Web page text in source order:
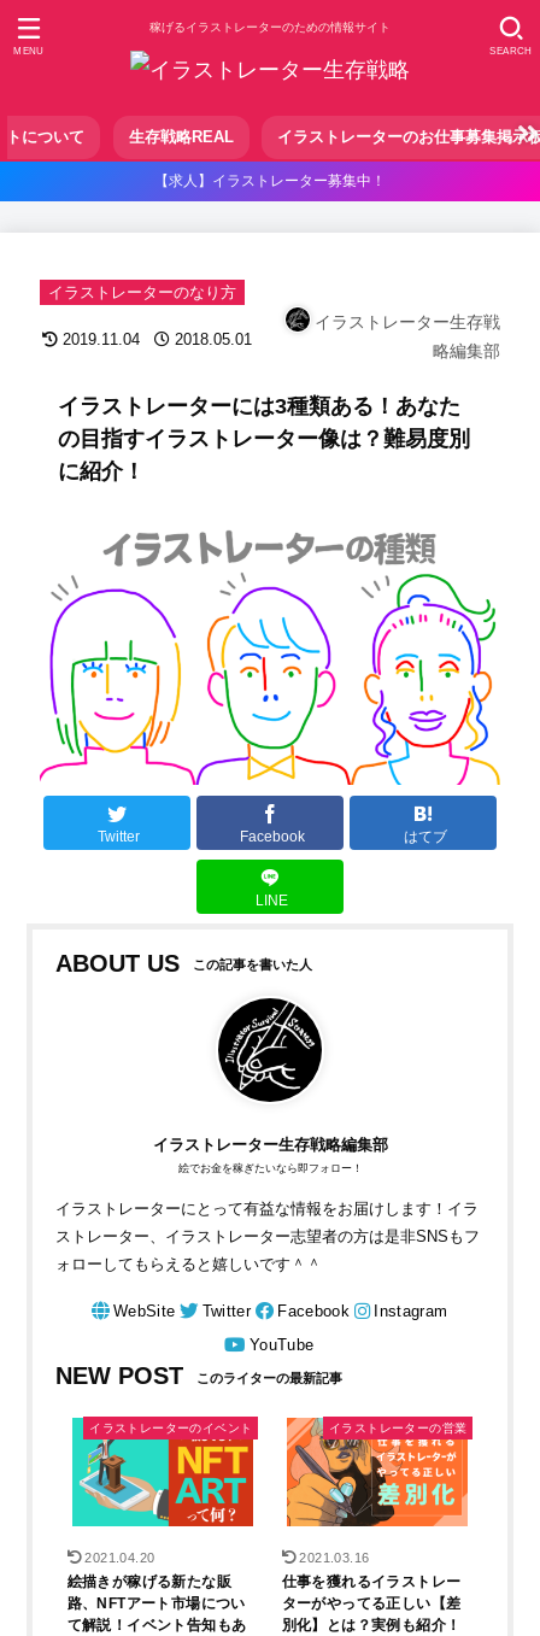
稼げるイラストレーターのための情報サイト
SEARCH
MENU
トについて 生存戦略REAL イラストレーターのお仕事募集掲示
【求人】イラストレーター募集中！
イラストレーターのなり方
2019.11.04 2018.05.01
イラストレーター生存戦
略編集部
イラストレーターには3種類ある！あなた
の目指すイラストレーター像は？難易度別
に紹介！
Twitter Facebook はてブ
LINE
ABOUT US
イラストレーター生存戦略編集部
絵でお金を稼ぎたいなら即フォロー！
イラストレーターにとって有益な情報をお届けします！イラ
ストレーター、イラストレーター志望者の方は是非SNSもフ
ォローしてもらえると嬉しいです＾＾
WebSite Twitter Facebook
Instagram
YouTube
NEW POST
イラストレーターのイベント
2021.04.20
絵描きが稼げる新たな販
路、NFTアート市場につい
て解説！イベント告知もあ
イラストレーターの営業
2021.03.16
仕事を獲れるイラストレー
ターがやってる正しい【差
別化】とは？実例も紹介！